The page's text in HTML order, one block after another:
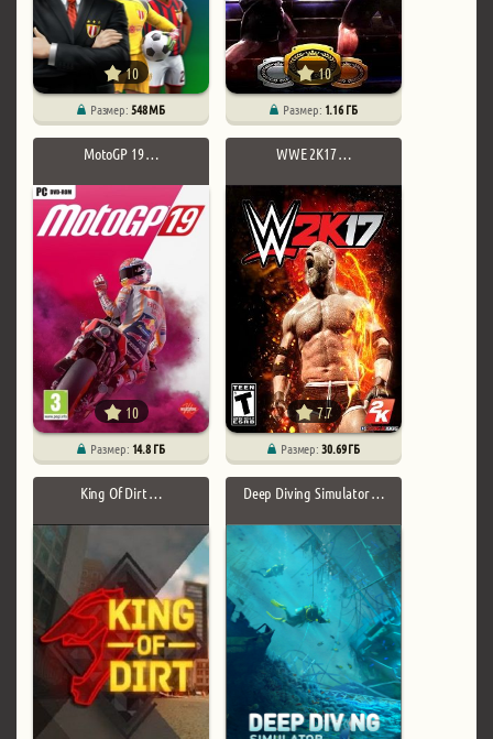
10
Размер:548 МБ
10
Размер: 1.16 ГБ
MotoGP 19 …
10
Размер: 14.8 ГБ
WWE 2K17 …
7.7
Размер:30.69 ГБ
King Of Dirt … Deep Diving Simulator …